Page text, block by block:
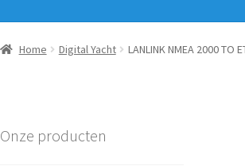
Home Digital Yacht LANLINK NMEA 2000 TO
Onze producten